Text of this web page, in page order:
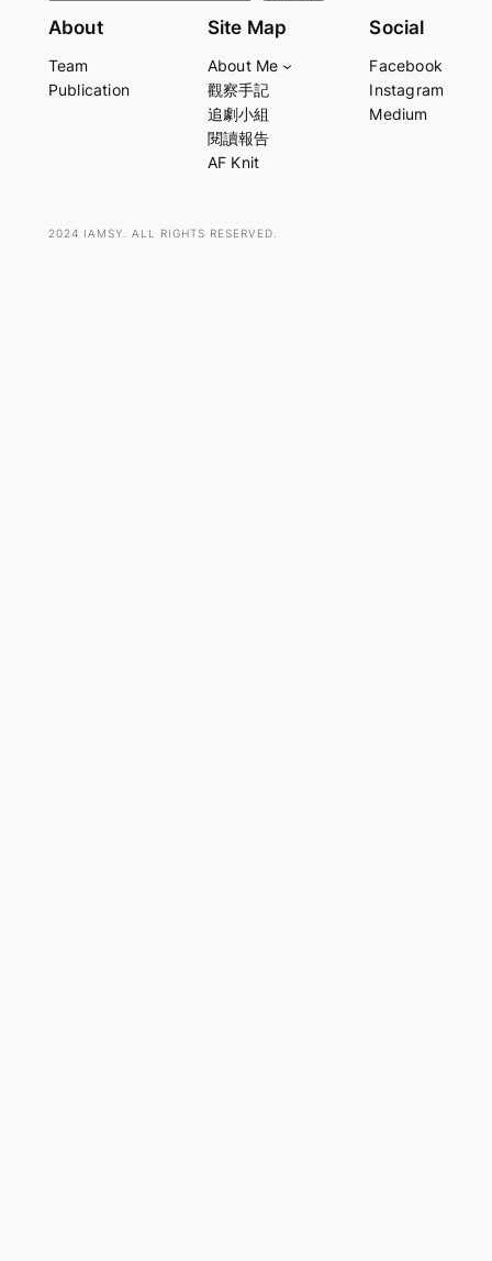
e
r
About
Team
Publication
Site Map
About Me
觀察手記
追劇小組
閱讀報告
AF Knit
Social
Facebook
Instagram
Medium
2024 IAMSY. ALL RIGHTS RESERVED.